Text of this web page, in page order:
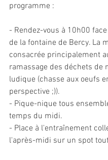
programme :
- Rendez-vous à 10h00
de la fontaine de Bercy. La
consacrée principalement
ramassage des déchets de
ludique (chasse aux oeufs
perspective ;)).
- Pique-nique tous
temps du midi.
- Place à l'entraînement
l'après-midi sur un spot